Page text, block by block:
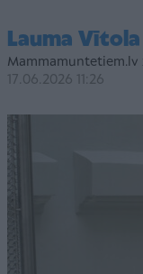
Lauma Vītola
Mammamuntetiem.lv
17.06.2026 11:26